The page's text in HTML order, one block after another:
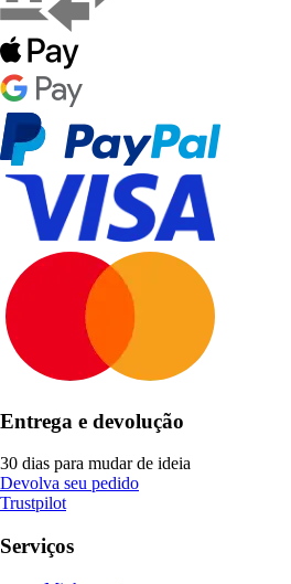
Entrega e devolução
30 dias para mudar de ideia
Devolva seu pedido
Trustpilot
Serviços